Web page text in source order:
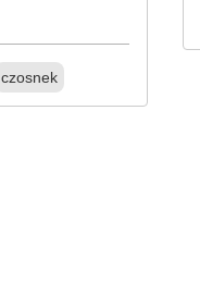
czosnek